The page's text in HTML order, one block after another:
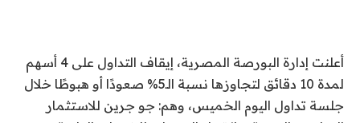
أعلنت إدارة البورصة المصرية، إيقاف التداول على 4 أسهم
لمدة 10 دقائق لتجاوزها نسبة الـ5% صعودًا أو هبوطًا خلال
جلسة تداول اليوم الخميس، وهم: جو جرين للاستثمار